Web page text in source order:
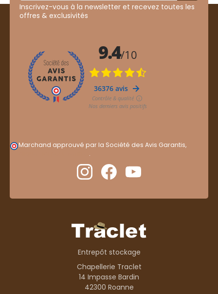
Inscrivez-vous à la newsletter et recevez toutes les
offres & exclusivités
Marchand approuvé par la Société des Avis Garantis,
.
Entrepôt stockage
Chapellerie Traclet
14 Impasse Bardin
42300 Roanne